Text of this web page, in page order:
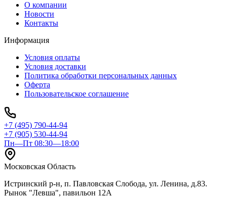
О компании
Новости
Контакты
Информация
Условия оплаты
Условия доставки
Политика обработки персональных данных
Оферта
Пользовательское соглашение
+7 (495) 790-44-94
+7 (905) 530-44-94
Пн—Пт 08:30—18:00
Московская Область
Истринский р-н, п. Павловская Слобода, ул. Ленина, д.83.
Рынок "Левша", павильон 12A